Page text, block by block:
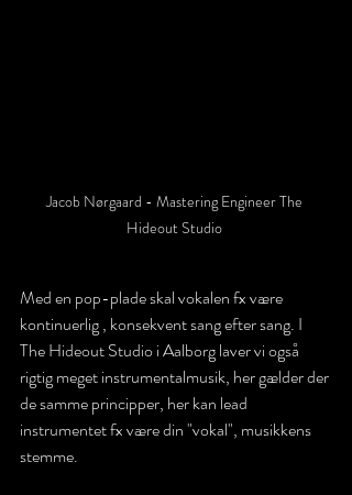
Jacob Nørgaard - Mastering Engineer The
Hideout Studio
Med en pop-plade skal vokalen fx være
kontinuerlig , konsekvent sang efter sang. I
The Hideout Studio i Aalborg laver vi også
rigtig meget instrumentalmusik, her gælder der
de samme principper, her kan lead
instrumentet fx være din "vokal", musikkens
stemme.